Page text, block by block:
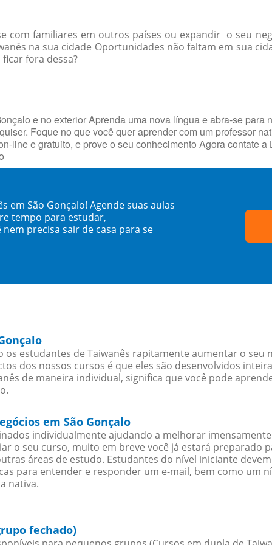
com familiares em outros países ou expandir o seu
na sua cidade Oportunidades não faltam em sua
fora dessa?
e no exterior Aprenda uma nova língua e abra-se
Foque no que você quer aprender com um professor
line e gratuito, e prove o seu conhecimento Agora contate
em São Gonçalo! Agende suas aulas
tempo para estudar,
precisa sair de casa para se
estudantes de Taiwanês rapitamente aumentar o seu
dos nossos cursos é que eles são desenvolvidos
de maneira individual, significa que você pode
em São Gonçalo
individualmente ajudando a melhorar
o seu curso, muito em breve você já estará preparado
áreas de estudo. Estudantes do nível iniciante
para entender e responder um e-mail, bem como um
nativa.
fechado)